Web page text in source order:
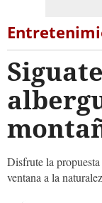
Disfrute la
ventana a la